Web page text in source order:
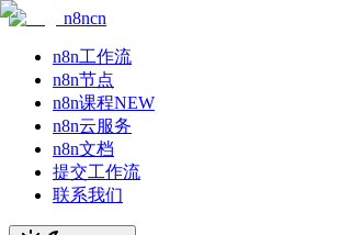
n8ncn
n8n工作流
n8n节点
n8n课程NEW
n8n云服务
n8n文档
提交工作流
联系我们